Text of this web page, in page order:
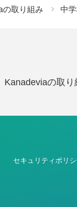
の取り組み 中
Kanadeviaの取り
セキュリティポリ